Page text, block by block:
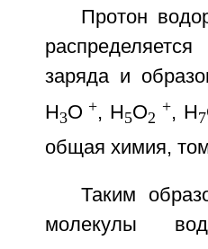
Протон
заряда и
Н3О +, Н5О2
+, H7
общая химия,
Таким
молекулы